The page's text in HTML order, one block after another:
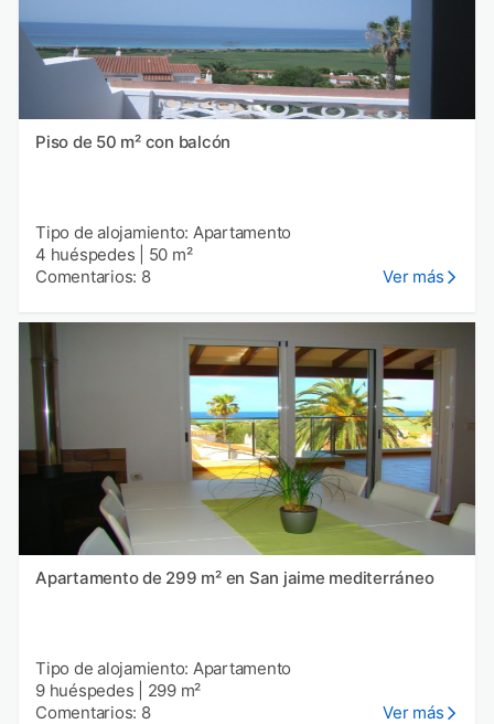
Piso de 50 m² con balcón
Tipo de alojamiento: Apartamento
4 huéspedes
50 m²
Comentarios: 8
Ver más
Apartamento de 299 m² en San jaime mediterráneo
Tipo de alojamiento: Apartamento
9 huéspedes
299 m²
Comentarios: 8
Ver más